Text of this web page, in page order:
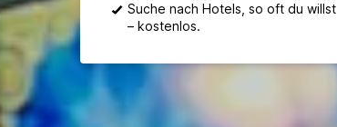
Suche nach Hotels, so oft du willst
– kostenlos.